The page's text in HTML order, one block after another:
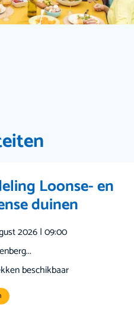
Loonse- en
duinen
2026 | 09:00
beschikbaar